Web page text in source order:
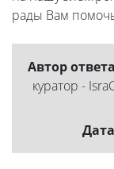
рады Вам
Автор
куратор -